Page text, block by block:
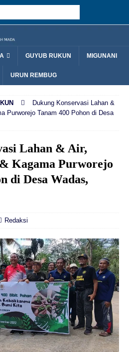
GUYUB RUKUN MIGUNANI
URUN REMBUG
Dukung Konservasi Lahan &
Purworejo Tanam 400 Pohon di Desa
Lahan & Air,
Kagama Purworejo
di Desa Wadas,
Redaksi